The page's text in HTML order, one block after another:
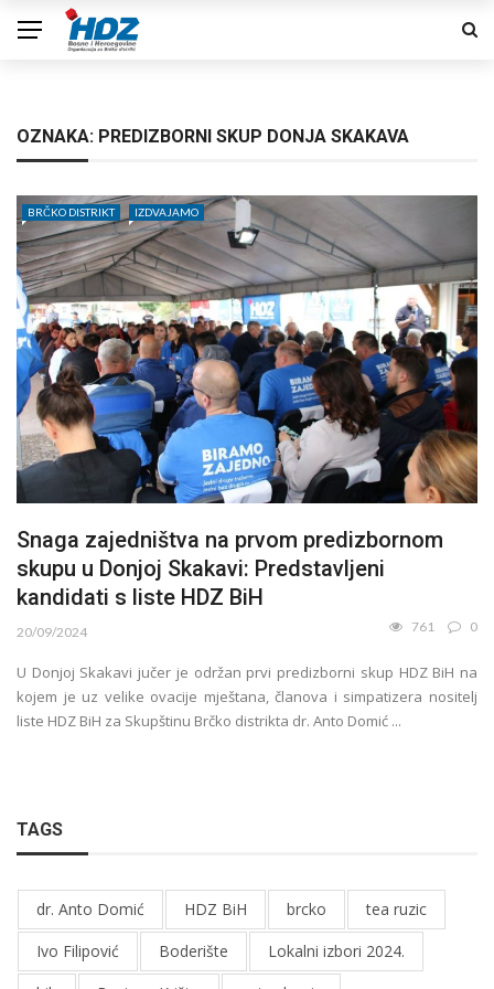
OZNAKA: PREDIZBORNI SKUP DONJA SKAKAVA
BRČKO DISTRIKT IZDVAJAMO
Snaga zajedništva na prvom predizbornom
skupu u Donjoj Skakavi: Predstavljeni
kandidati s liste HDZ BiH
20/09/2024 761 0
U Donjoj Skakavi jučer je održan prvi predizborni skup HDZ BiH na
kojem je uz velike ovacije mještana, članova i simpatizera nositelj
liste HDZ BiH za Skupštinu Brčko distrikta dr. Anto Domić ...
TAGS
dr. Anto Domić HDZ BiH brcko
tea ruzic
Ivo Filipović
Boderište
Lokalni izbori 2024.